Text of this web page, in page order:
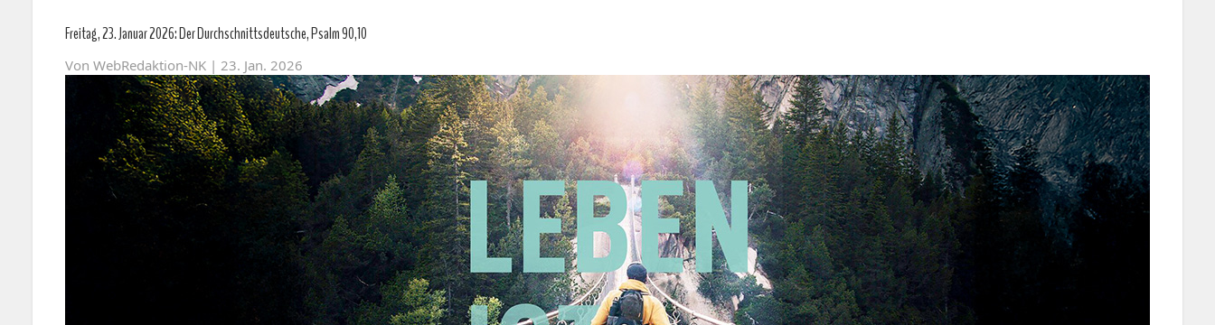
Freitag, 23. Januar 2026: Der Durchschnittsdeutsche, Psalm 90,10
Von WebRedaktion-NK | 23. Jan. 2026